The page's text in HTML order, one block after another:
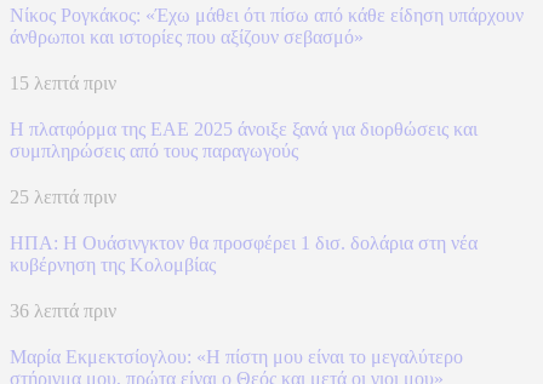
Νίκος Ρογκάκος: «Έχω μάθει ότι πίσω από κάθε είδηση υπάρχουν
άνθρωποι και ιστορίες που αξίζουν σεβασμό»
15 λεπτά πριν
Η πλατφόρμα της ΕΑΕ 2025 άνοιξε ξανά για διορθώσεις και
συμπληρώσεις από τους παραγωγούς
25 λεπτά πριν
ΗΠΑ: H Ουάσινγκτον θα προσφέρει 1 δισ. δολάρια στη νέα
κυβέρνηση της Κολομβίας
36 λεπτά πριν
Μαρία Εκμεκτσίογλου: «Η πίστη μου είναι το μεγαλύτερο
στήριγμα μου, πρώτα είναι ο Θεός και μετά οι γιοι μου»